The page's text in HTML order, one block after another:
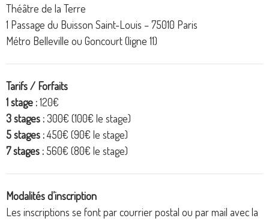
Théâtre de la Terre
1 Passage du Buisson Saint-Louis – 75010 Paris
Métro Belleville ou Goncourt (ligne 11)
Tarifs / Forfaits
1 stage :120€
3 stages : 300€ (100€ le stage)
5 stages :450€ (90€ le stage)
7 stages : 560€ (80€ le stage)
Modalités d’inscription
Les inscriptions se font par courrier postal ou par mail avec la